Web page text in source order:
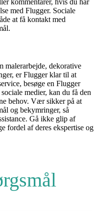
med Flugger. Sociale
at få kontakt med
malerarbejde, dekorative
er Flugger klar til at
besøge en Flugger
medier, kan du få den
behov. Vær sikker på at
og bekymringer, så
Gå ikke glip af
fordel af deres ekspertise og